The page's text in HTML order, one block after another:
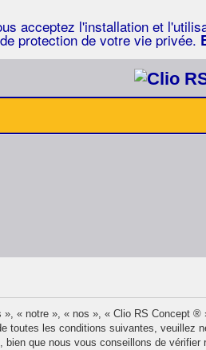
acceptez l'installation et
protection de votre vie privée.
« notre », « nos », « Clio RS Concept
toutes les conditions suivantes,
que nous vous conseillons de